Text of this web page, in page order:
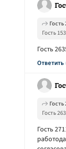
Ответить
Гость
Гость
Гость
Гость
Гость
Гость